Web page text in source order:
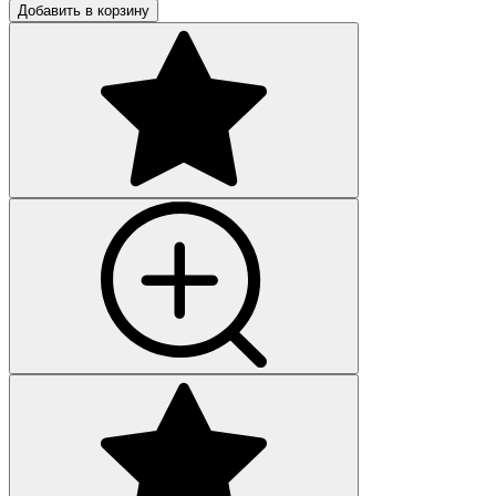
Добавить в корзину